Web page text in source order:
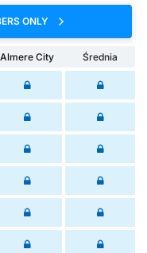
ONLY
Almere City
Średnia